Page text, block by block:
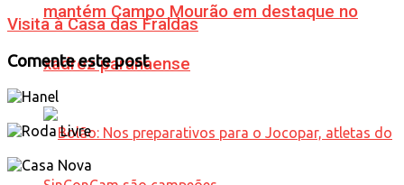
mantém Campo Mourão em destaque no
xadrez paranaense
Visita à Casa das Fraldas
Comente este post